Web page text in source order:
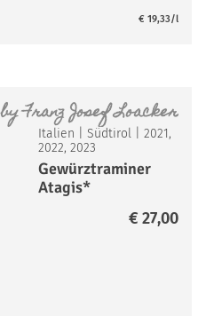
€ 19,33/l
byFranz Josef Loacker
Italien Südtirol| 2021,
2022, 2023
Gewürztraminer
Atagis*
€ 27,00